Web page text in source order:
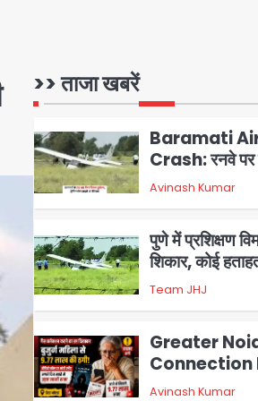
>> ताजा खबरें
2
Crash: रनवे पर
जांच शुरू
Avinash Kumar
3
पुणे में प्रशिक्षण
शिकार, कोई
Team JHJ
4
Greater
Connection
वीडियो कॉल पर
फ्रॉड
Avinash Kumar
Taylor Swift: